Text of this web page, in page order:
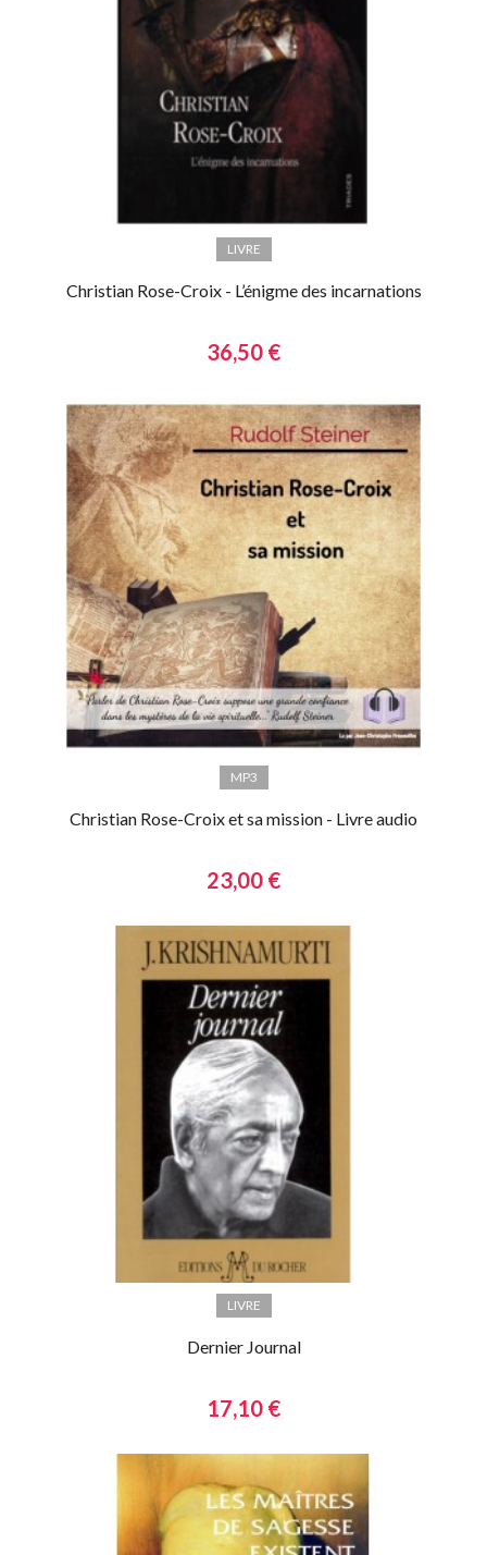
LIVRE
Christian Rose-Croix - L’énigme des incarnations
36,50 €
MP3
Christian Rose-Croix et sa mission - Livre audio
23,00 €
LIVRE
Dernier Journal
17,10 €